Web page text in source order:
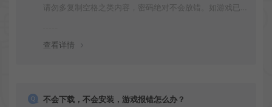
请勿多复制空格之类内容，密码绝对不会放错。如游戏已
查看详情
不会下载，不会安装，游戏报错怎么办？